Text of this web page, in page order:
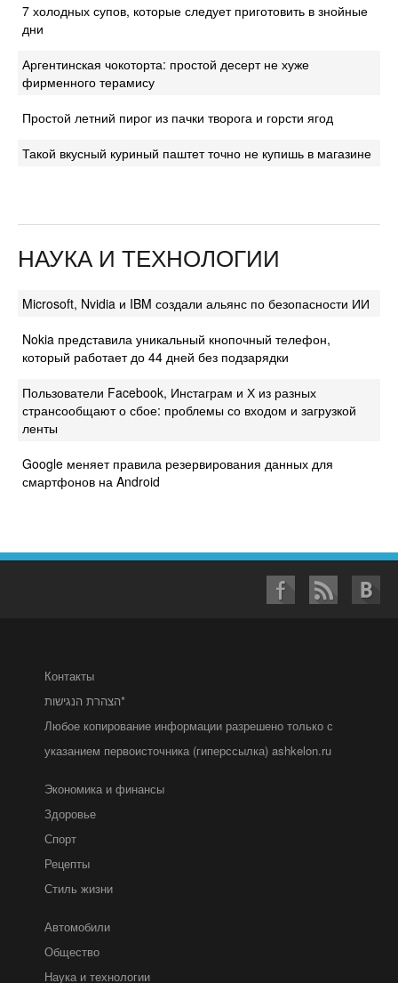
7 холодных супов, которые следует приготовить в знойные
дни
Аргентинская чокоторта: простой десерт не хуже
фирменного терамису
Простой летний пирог из пачки творога и горсти ягод
Такой вкусный куриный паштет точно не купишь в магазине
НАУКА И ТЕХНОЛОГИИ
Microsoft, Nvidia и IBM создали альянс по безопасности ИИ
Nokia представила уникальный кнопочный телефон,
который работает до 44 дней без подзарядки
Пользователи Facebook, Инстаграм и Х из разных
странсообщают о сбое: проблемы со входом и загрузкой
ленты
Google меняет правила резервирования данных для
смартфонов на Android
Контакты
הצהרת הנגישות*
Любое копирование информации разрешено только с
указанием первоисточника (гиперссылка) ashkelon.ru
Экономика и финансы
Здоровье
Спорт
Рецепты
Стиль жизни
Автомобили
Общество
Наука и технологии